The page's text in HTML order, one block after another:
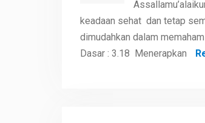
keadaan sehat dan tetap
dimudahkan dalam
Dasar : 3.18 Menerapkan